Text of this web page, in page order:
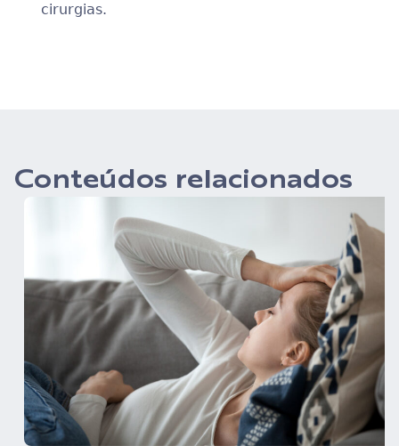
cirurgias.
Conteúdos relacionados